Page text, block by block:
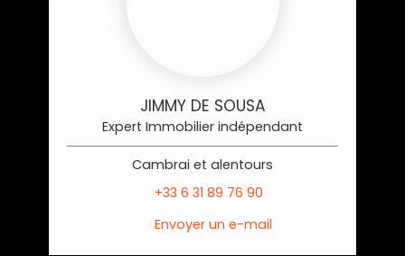
JIMMY DE SOUSA
Expert Immobilier indépendant
Cambrai et alentours
+33 6 31 89 76 90
Envoyer un e-mail